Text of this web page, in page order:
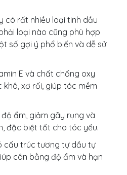
có rất nhiều loại tinh dầu
loại nào cũng phù hợp
số gợi ý phổ biến và dễ sử
E và chất chống oxy
khô, xơ rối, giúp tóc mềm
ẩm, giảm gãy rụng và
đặc biệt tốt cho tóc yếu.
cấu trúc tương tự dầu tự
cân bằng độ ẩm và hạn